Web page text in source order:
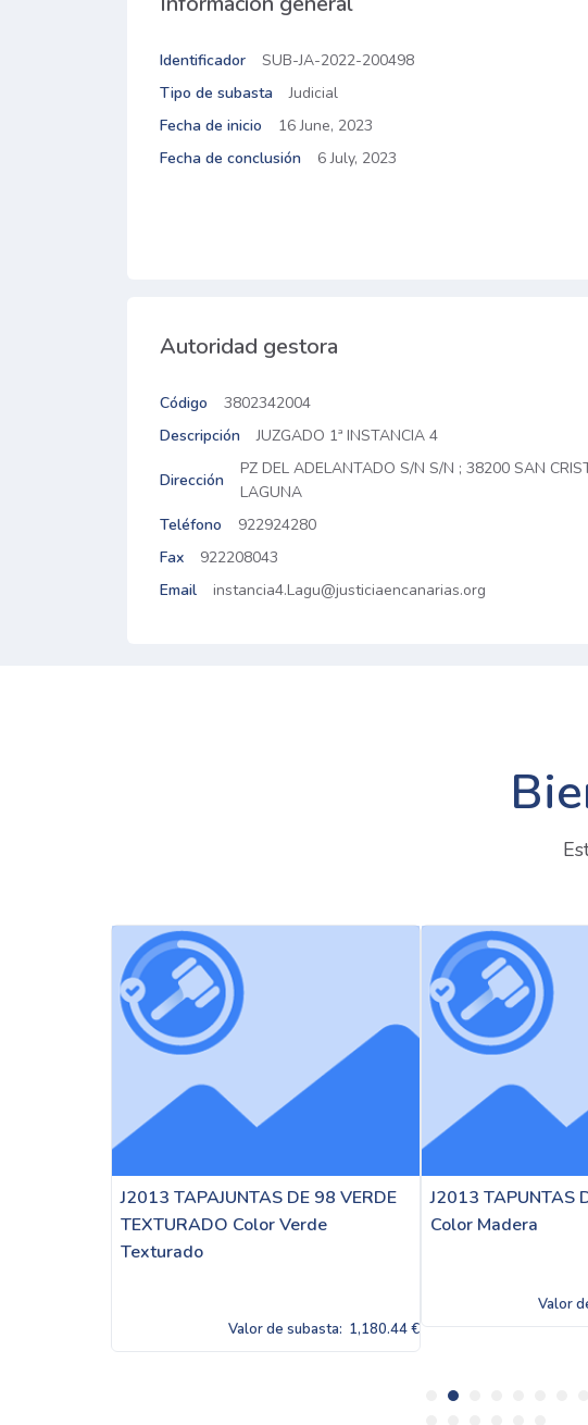
Identificador
SUB-JA-2022-200498
Tipo de subasta
Judicial
Fecha de inicio
16 June, 2023
Fecha de conclusión
6 July, 2023
Autoridad gestora
Código
3802342004
Descripción
JUZGADO 1ª INSTANCIA 4
Dirección
PZ DEL ADELANTADO S/N S/N ; 38200 SAN
LAGUNA
Teléfono
922924280
Fax
922208043
Email
instancia4.Lagu@justiciaencanarias.org
DE 98 VERDE
J2013 TAPUNTAS DE 98 MADERA
Color Madera
J2013